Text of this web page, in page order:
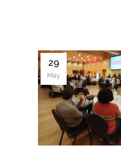
29
May